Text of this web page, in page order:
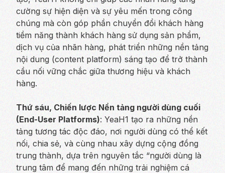
cường sự hiện diện và sự yêu mến trong công
chúng mà còn góp phần chuyển đổi khách hàng
tiềm năng thành khách hàng sử dụng sản phẩm,
dịch vụ của nhãn hàng, phát triển những nền tảng
nội dung (content platform) sáng tạo để trở thành
cầu nối vững chắc giữa thương hiệu và khách
hàng.
Thứ sáu, Chiến lược Nền tảng người dùng cuối
(End-User Platforms): YeaH1 tạo ra những nền
tảng tương tác độc đáo, nơi người dùng có thể kết
nối, chia sẻ, và cùng nhau xây dựng cộng đồng
trung thành, dựa trên nguyên tắc “người dùng là
trung tâm để mang đến những trải nghiệm cá